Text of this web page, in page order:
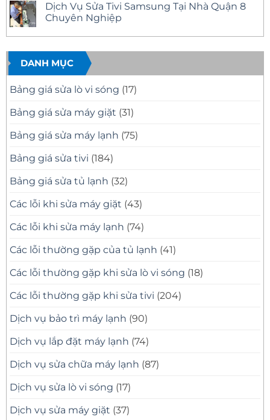
Tại
Nhà
Uy
Tín
–
Mặt
Báo
Giá
Minh
Bạch
Samsung
Tại
Nhà
11
Tín
–
Có
Mặt
Nhanh,
Sửa
Bệnh
bình
luận
ở
Tivi
Tại
Nhà
Quận
10
Uy
Tín
Mặt
Nhanh
30
Phút
Dịch Vụ Sửa Tivi Samsung Tại Nhà Quận 8
Chuyên Nghiệp
có
luận
ở
Dịch
Vụ
Sửa
Tivi
Tại
Nhà
8
Chuyên
DANH MỤC
Bảng giá sửa lò vi sóng (17)
Bảng giá sửa máy giặt (31)
Bảng giá sửa máy lạnh (75)
Bảng giá sửa tivi (184)
Bảng giá sửa tủ lạnh (32)
Các lỗi khi sửa máy giặt (43)
Các lỗi khi sửa máy lạnh (74)
Các lỗi thường gặp của tủ lạnh (41)
Các lỗi thường gặp khi sửa lò vi sóng (18)
Các lỗi thường gặp khi sửa tivi (204)
Dịch vụ bảo trì máy lạnh (90)
Dịch vụ lắp đặt máy lạnh (74)
Dịch vụ sửa chữa máy lạnh (87)
Dịch vụ sửa lò vi sóng (17)
Dịch vụ sửa máy giặt (37)